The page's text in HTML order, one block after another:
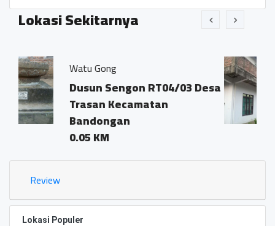
Lokasi Sekitarnya
RT04/03 Desa
Pondok Pesantren
Dusun Sengon
0.07 KM
Review
Lokasi Populer